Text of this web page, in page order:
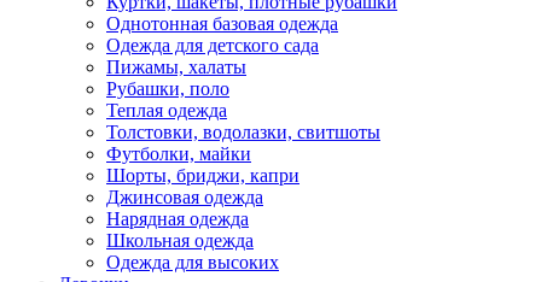
Однотонная базовая одежда
Одежда для детского сада
Пижамы, халаты
Рубашки, поло
Теплая одежда
Толстовки, водолазки, свитшоты
Футболки, майки
Шорты, бриджи, капри
Джинсовая одежда
Нарядная одежда
Школьная одежда
Одежда для высоких